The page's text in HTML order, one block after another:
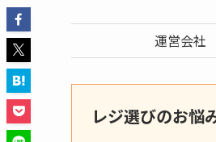
運営会社
レジ選びのお悩